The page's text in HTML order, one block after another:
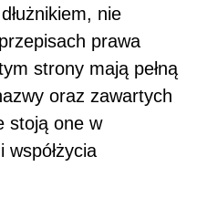
nie
prawa
strony mają pełną
oraz zawartych
stoją one w